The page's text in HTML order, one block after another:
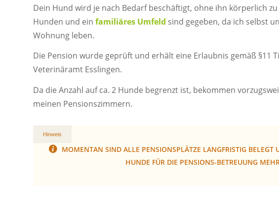
Dein Hund wird je nach Bedarf beschäftigt, ohne ihn körperlich
Hunden und ein familiäres Umfeld sind gegeben, da ich selbst
Wohnung leben.
Die Pension wurde geprüft und erhält eine Erlaubnis gemäß §11
Veterinäramt Esslingen.
Da die Anzahl auf ca. 2 Hunde begrenzt ist, bekommen
meinen Pensionszimmern.
Hinweis
MOMENTAN SIND ALLE PENSIONSPLÄTZE LANGFRISTIG
HUNDE FÜR DIE PENSIONS-BETREUUNG